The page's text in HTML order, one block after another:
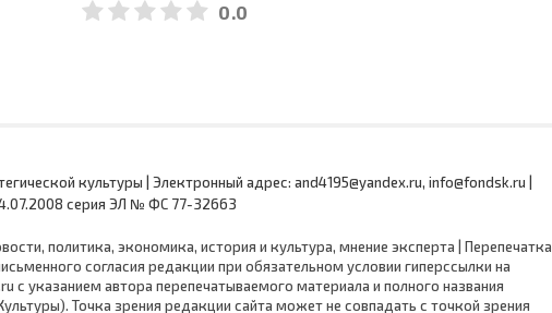
0.0
культуры | Электронный адрес: and4195@yandex.ru, info@fondsk.ru |
серия ЭЛ № ФС 77-32663
политика, экономика, история и культура, мнение эксперта | Перепечатка
согласия редакции при обязательном условии гиперссылки на
с указанием автора перепечатываемого материала и полного названия
Точка зрения редакции сайта может не совпадать с точкой зрения